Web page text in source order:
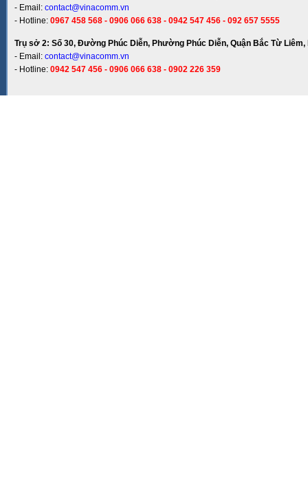
- Email: contact@vinacomm.vn
- Hotline: 0967 458 568 - 0906 066 638 - 0942 547 456 - 092 657 5555
Trụ sở 2: Số 30, Đường Phúc Diễn, Phường Phúc Diễn, Quận Bắc Từ Liêm,
- Email: contact@vinacomm.vn
- Hotline: 0942 547 456 - 0906 066 638 - 0902 226 359